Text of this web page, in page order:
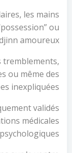
les mains
ou
amoureux.
tremblements,
ou même des
inexpliquées.
validés
médicales